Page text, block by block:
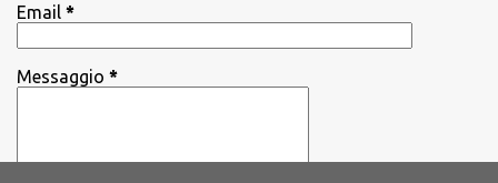
Email *
Messaggio *